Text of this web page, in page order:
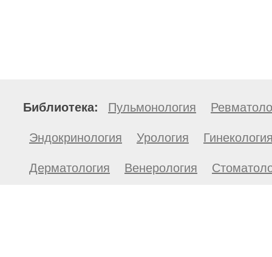
Библиотека: Пульмонология
Эндокринология Урология
Дерматология Венерология